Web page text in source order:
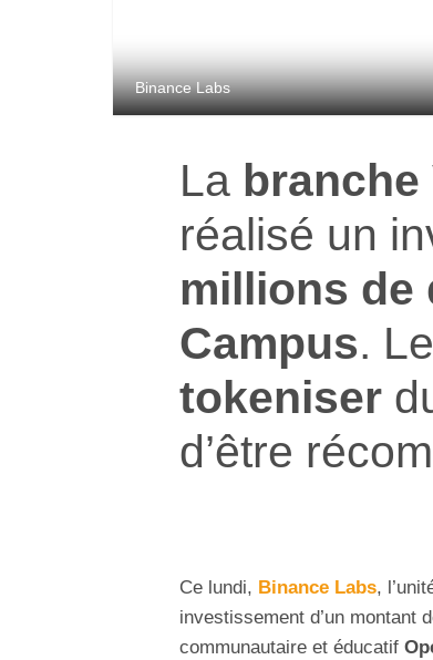
Binance Labs
La branche
réalisé un
millions de
Campus. Le
tokeniser
d’être
Ce lundi, Binance Labs,
investissement d’un montant
communautaire et éducatif